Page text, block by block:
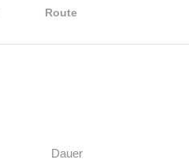
Route
Dauer